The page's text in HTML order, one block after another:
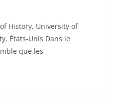
History, University of
États-Unis Dans le
que les